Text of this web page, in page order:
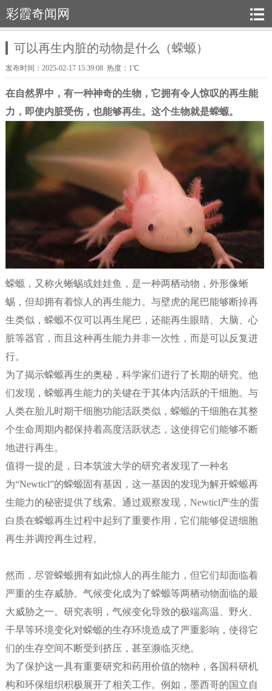
彩霞奇闻网
可以再生内脏的动物是什么（蝾螈）
发布时间：2025-02-17 15:39:08 热度：1℃
在自然界中，有一种神奇的生物，它拥有令人惊叹的再生能
力，即使内脏受伤，也能够再生。这个生物就是蝾螈。
蝾螈，又称火蜥蜴或娃娃鱼，是一种两栖动物，外形像蜥
蜴，但却拥有着惊人的再生能力。与壁虎的尾巴能够断掉再
生类似，蝾螈不仅可以再生尾巴，还能再生眼睛、大脑、心
脏等器官，而且这种再生能力并非一次性，而是可以反复进
行。
为了揭示蝾螈再生的奥秘，科学家们进行了长期的研究。他
们发现，蝾螈再生能力的关键在于其体内活跃的干细胞。与
人类在胎儿时期干细胞功能活跃类似，蝾螈的干细胞在其整
个生命周期内都保持着高度活跃状态，这使得它们能够不断
地进行再生。
值得一提的是，日本筑波大学的研究者发现了一种名
为“Newticl”的蝾螈固有基因，这一基因的发现为解开蝾螈再
生能力的秘密提供了线索。通过观察发现，Newticl产生的蛋
白质在蝾螈再生过程中起到了重要作用，它们能够促进细胞
再生并调控再生过程。
然而，尽管蝾螈拥有如此惊人的再生能力，但它们却面临着
严重的生存威胁。气候变化成为了蝾螈等两栖动物面临的最
大威胁之一。研究表明，气候变化导致的极端高温、野火、
干旱等环境变化对蝾螈的生存环境造成了严重影响，使得它
们的生存空间不断受到挤压，甚至濒临灭绝。
为了保护这一具有重要研究和药用价值的物种，各国科研机
构和环保组织积极展开了相关工作。例如，墨西哥的国立自